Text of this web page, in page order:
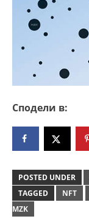
Сподели в:
POSTED UNDER
TAGGED
NFT
MZK